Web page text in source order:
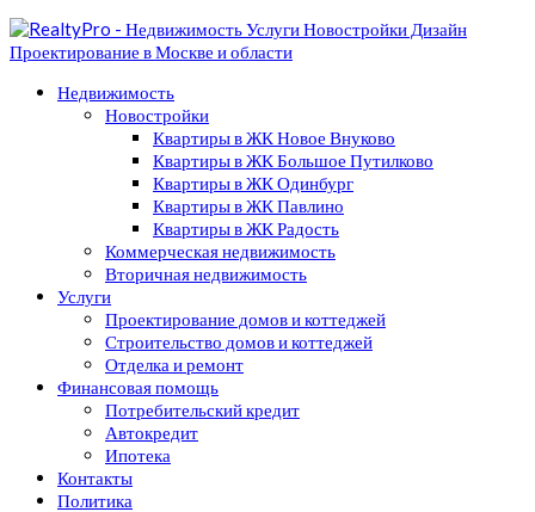
Недвижимость
Новостройки
Квартиры в ЖК Новое Внуково
Квартиры в ЖК Большое Путилково
Квартиры в ЖК Одинбург
Квартиры в ЖК Павлино
Квартиры в ЖК Радость
Коммерческая недвижимость
Вторичная недвижимость
Услуги
Проектирование домов и коттеджей
Строительство домов и коттеджей
Отделка и ремонт
Финансовая помощь
Потребительский кредит
Автокредит
Ипотека
Контакты
Политика